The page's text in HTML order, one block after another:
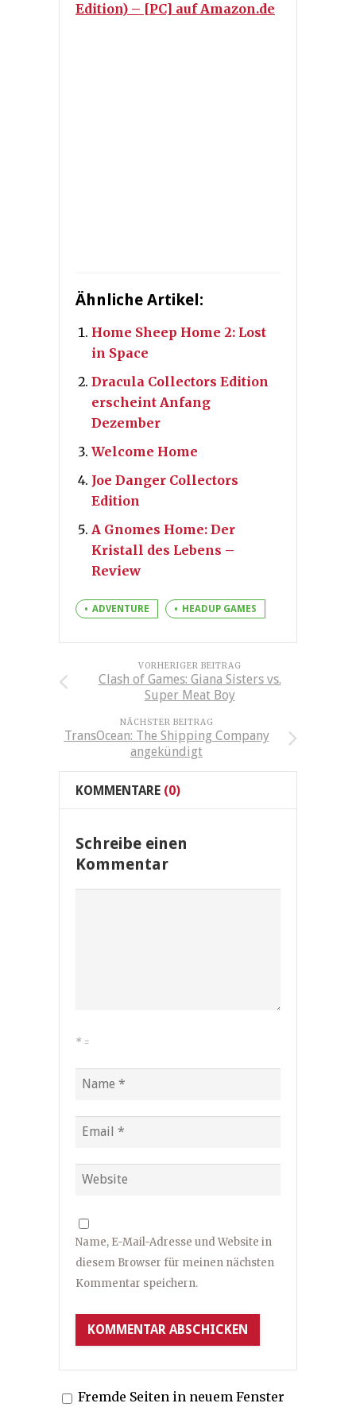
Edition) – [PC] auf Amazon.de
Ähnliche Artikel:
Home Sheep Home 2: Lost
in Space
Dracula Collectors Edition
erscheint Anfang
Dezember
Welcome Home
Joe Danger Collectors
Edition
A Gnomes Home: Der
Kristall des Lebens –
Review
ADVENTURE HEADUP GAMES
VORHERIGER BEITRAG
Clash of Games: Giana Sisters vs.
Super Meat Boy
NÄCHSTER BEITRAG
TransOcean: The Shipping Company
angekündigt
KOMMENTARE (0)
Schreibe einen
Kommentar
* =
Name, E-Mail-Adresse und Website in
diesem Browser für meinen nächsten
Kommentar speichern.
Fremde Seiten in neuem Fenster